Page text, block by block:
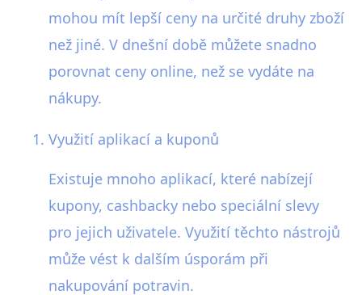
mohou mít lepší ceny na určité druhy zboží
než jiné. V dnešní době můžete snadno
porovnat ceny online, než se vydáte na
nákupy.
Využití aplikací a kuponů
Existuje mnoho aplikací, které nabízejí
kupony, cashbacky nebo speciální slevy
pro jejich uživatele. Využití těchto nástrojů
může vést k dalším úsporám při
nakupování potravin.